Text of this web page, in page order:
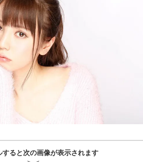
すると次の画像が表示されます